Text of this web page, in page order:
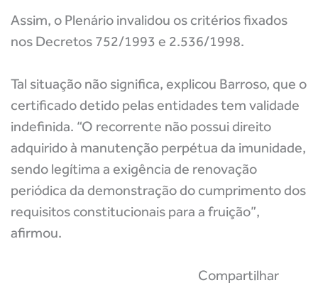
Assim, o Plenário invalidou os critérios fixados
nos Decretos 752/1993 e 2.536/1998.
Tal situação não significa, explicou Barroso, que o
certificado detido pelas entidades tem validade
indefinida. “O recorrente não possui direito
adquirido à manutenção perpétua da imunidade,
sendo legítima a exigência de renovação
periódica da demonstração do cumprimento dos
requisitos constitucionais para a fruição”,
afirmou.
Compartilhar